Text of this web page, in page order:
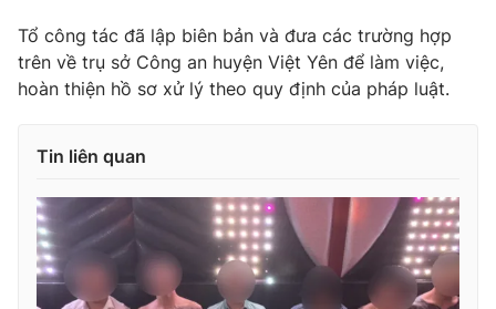
VTV Sức khoẻ Bất động sản
Thị trường 24h Tấm lòng Việt
VTV4
VTV9 VTV8
Liên hệ tòa soạn English
Tổ công tác đã lập biên bản và đưa các trường hợp
trên về trụ sở Công an huyện Việt Yên để làm việc,
hoàn thiện hồ sơ xử lý theo quy định của pháp luật.
Tin liên quan